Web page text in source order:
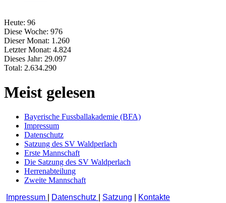
Heute: 96
Diese Woche: 976
Dieser Monat: 1.260
Letzter Monat: 4.824
Dieses Jahr: 29.097
Total: 2.634.290
Meist gelesen
Bayerische Fussballakademie (BFA)
Impressum
Datenschutz
Satzung des SV Waldperlach
Erste Mannschaft
Die Satzung des SV Waldperlach
Herrenabteilung
Zweite Mannschaft
Impressum
Datenschutz Satzung Kontakte